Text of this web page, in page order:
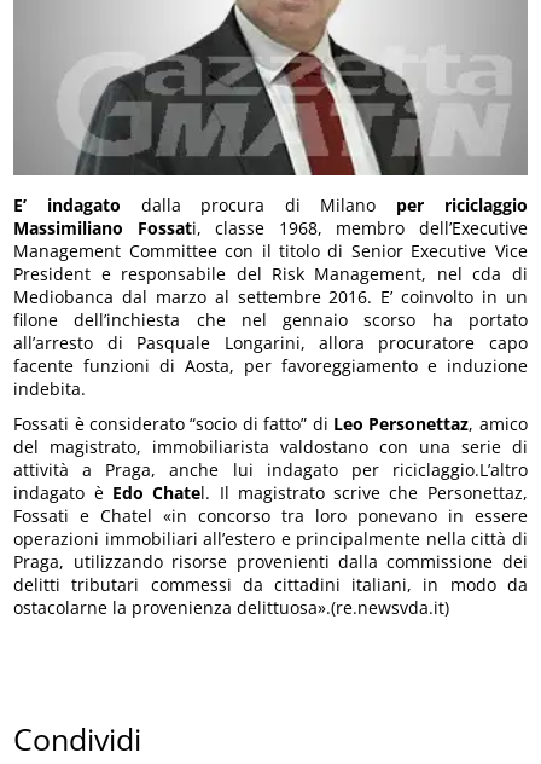
E’ indagato dalla procura di Milano per riciclaggio
Massimiliano Fossati, classe 1968, membro dell’Executive
Management Committee con il titolo di Senior Executive Vice
President e responsabile del Risk Management, nel cda di
Mediobanca dal marzo al settembre 2016. E’ coinvolto in un
filone dell’inchiesta che nel gennaio scorso ha portato
all’arresto di Pasquale Longarini, allora procuratore capo
facente funzioni di Aosta, per favoreggiamento e induzione
indebita.
Fossati è considerato “socio di fatto” di Leo Personettaz, amico
del magistrato, immobiliarista valdostano con una serie di
attività a Praga, anche lui indagato per riciclaggio.L’altro
indagato èEdo Chatel. Il magistrato scrive che Personettaz,
Fossati e Chatel «in concorso tra loro ponevano in essere
operazioni immobiliari all’estero e principalmente nella città di
Praga, utilizzando risorse provenienti dalla commissione dei
delitti tributari commessi da cittadini italiani, in modo da
ostacolarne la provenienza delittuosa».(re.newsvda.it)
Condividi